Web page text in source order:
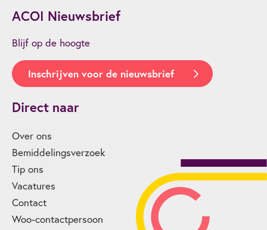
ACOI Nieuwsbrief
Blijf op de hoogte
Inschrijven voor de nieuwsbrief
Direct naar
Over ons
Bemiddelingsverzoek
Tip ons
Vacatures
Contact
Woo-contactpersoon